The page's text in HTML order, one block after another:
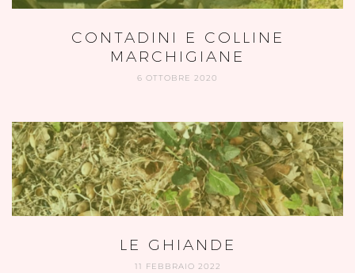
CONTADINI E COLLINE
MARCHIGIANE
6 OTTOBRE 2020
LE GHIANDE
11 FEBBRAIO 2022